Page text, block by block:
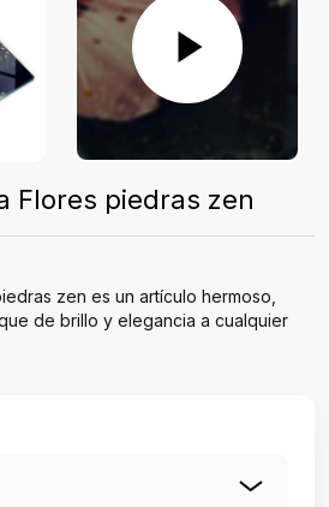
Flores piedras zen
zen es un artículo hermoso,
de brillo y elegancia a cualquier